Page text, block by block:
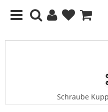
Schraube